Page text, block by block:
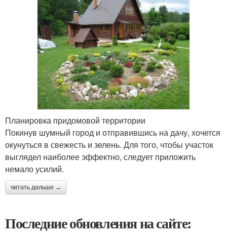
Планировка придомовой территории
Покинув шумный город и отправившись на дачу, хочется
окунуться в свежесть и зелень. Для того, чтобы участок
выглядел наиболее эффектно, следует приложить
немало усилий.
читать дальше →
Последние обновления на сайте: